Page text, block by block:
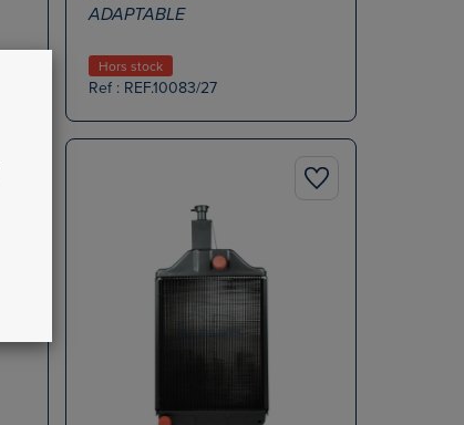
ADAPTABLE
Hors stock
Ref : REF.10083/27